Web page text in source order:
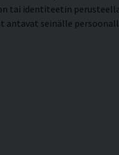
tai identiteetin
antavat seinälle